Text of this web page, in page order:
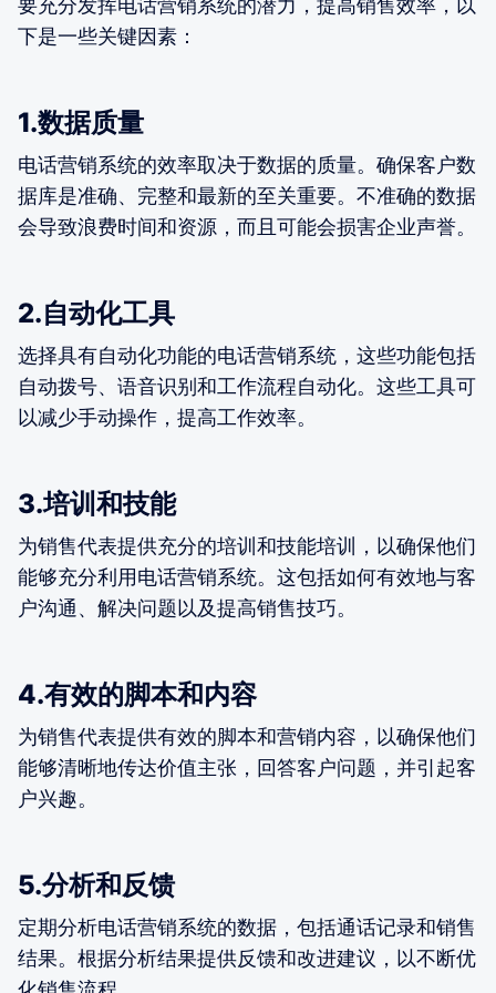
要充分发挥电话营销系统的潜力，提高销售效率，以
下是一些关键因素：
1.数据质量
电话营销系统的效率取决于数据的质量。确保客户数
据库是准确、完整和最新的至关重要。不准确的数据
会导致浪费时间和资源，而且可能会损害企业声誉。
2.自动化工具
选择具有自动化功能的电话营销系统，这些功能包括
自动拨号、语音识别和工作流程自动化。这些工具可
以减少手动操作，提高工作效率。
3.培训和技能
为销售代表提供充分的培训和技能培训，以确保他们
能够充分利用电话营销系统。这包括如何有效地与客
户沟通、解决问题以及提高销售技巧。
4.有效的脚本和内容
为销售代表提供有效的脚本和营销内容，以确保他们
能够清晰地传达价值主张，回答客户问题，并引起客
户兴趣。
5.分析和反馈
定期分析电话营销系统的数据，包括通话记录和销售
结果。根据分析结果提供反馈和改进建议，以不断优